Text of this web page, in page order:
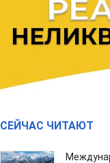
СЕЙЧАС ЧИТАЮТ